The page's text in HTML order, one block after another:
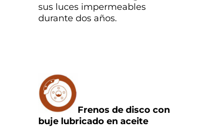
sus luces impermeables
durante dos años.
Frenos de disco con
buje lubricado en aceite